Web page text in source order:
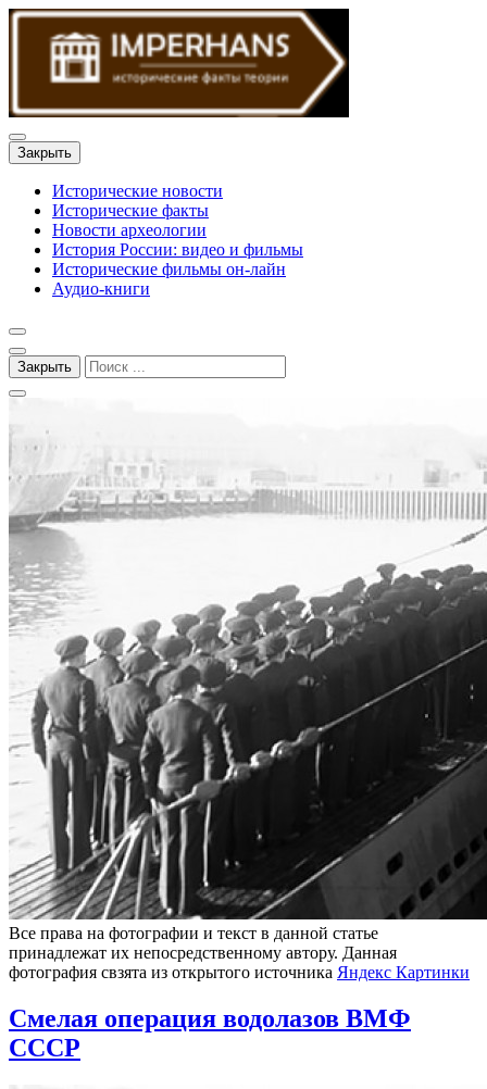
Закрыть
Исторические новости
Исторические факты
Новости археологии
История России: видео и фильмы
Исторические фильмы он-лайн
Аудио-книги
Закрыть
Все права на фотографии и текст в данной статье
принадлежат их непосредственному автору. Данная
фотография свзята из открытого источника Яндекс Картинки
Смелая операция водолазов ВМФ
СССР